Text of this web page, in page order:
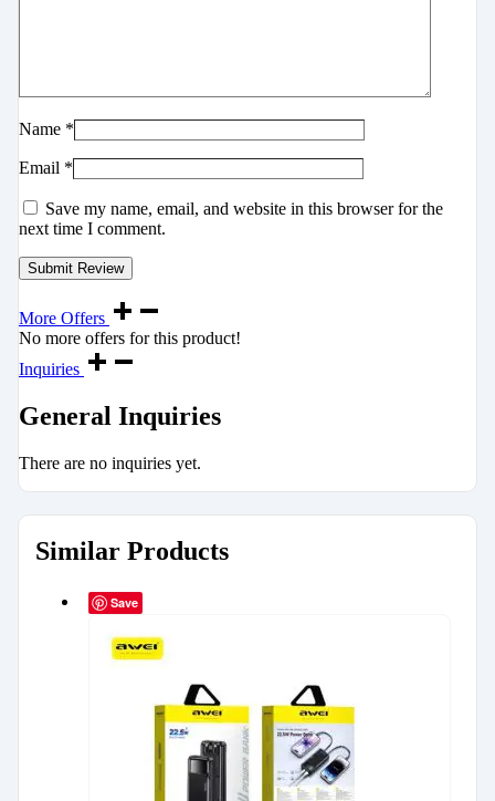
Name *
Email *
Save my name, email, and website in this browser for the
next time I comment.
More Offers
No more offers for this product!
Inquiries
General Inquiries
There are no inquiries yet.
Similar Products
Save